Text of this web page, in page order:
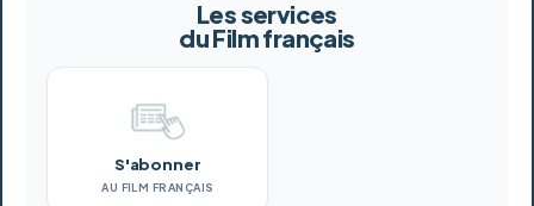
Les services
du Film français
S'abonner
AU FILM FRANÇAIS